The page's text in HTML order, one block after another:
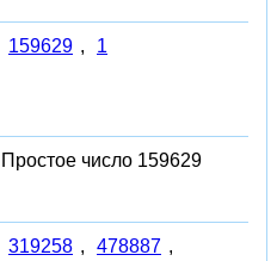
159629 , 1
Простое число 159629
319258 , 478887 ,